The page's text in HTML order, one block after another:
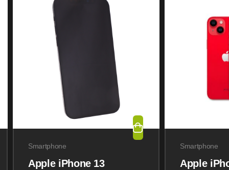
Smartphone
Apple iPhone 13
Smartphone
Apple